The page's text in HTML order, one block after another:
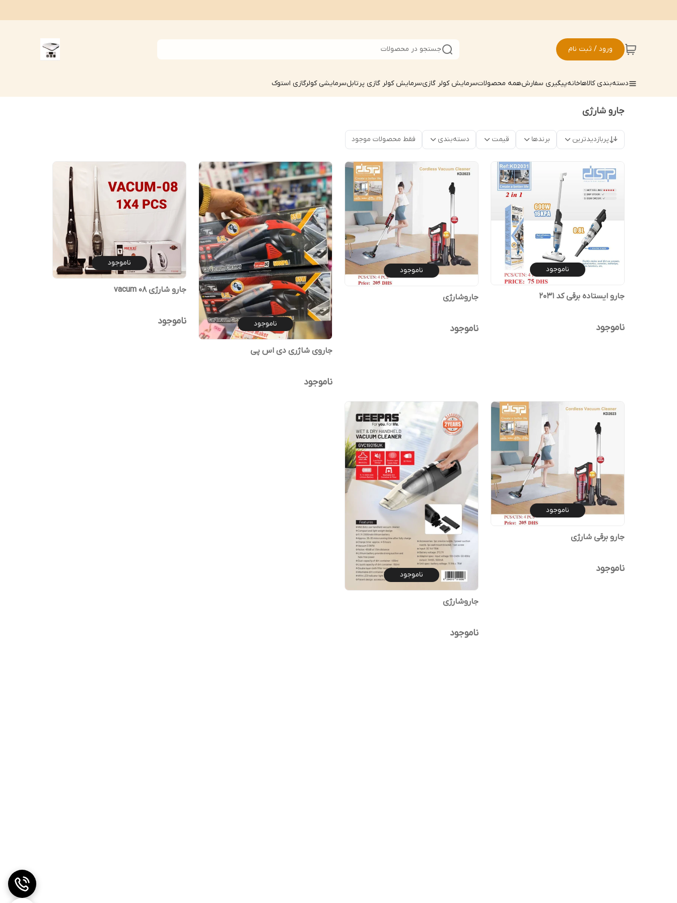
ورود / ثبت نام جستجو در محصولات
دسته‌بندی کالاهاخانهپیگیری سفارشهمه محصولاتسرمایش کولر گازیسرمایش کولر گازی پرتابلسرمایشی کولرگازی استوک
جارو شارژی
پربازدیدترین برندها قیمت دسته‌بندی فقط محصولات موجود
ناموجود
جارو ایستاده برقی کد 2031
ناموجود
ناموجود
جاروشارژی
ناموجود ناموجود
جاروی شاژری دی اس پی
ناموجود
ناموجود
جارو شارژی vacum 08
ناموجود
ناموجود
جارو برقی شارژی
ناموجود
ناموجود
جاروشارژی
ناموجود